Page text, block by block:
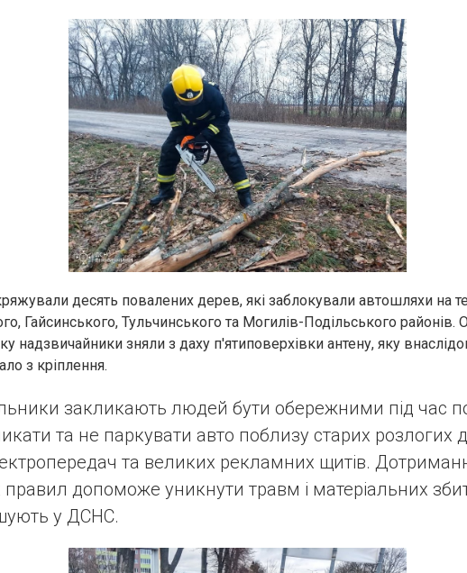
десять повалених дерев, які заблокували автошляхи на
Гайсинського, Тульчинського та Могилів-Подільського районів.
надзвичайники зняли з даху п'ятиповерхівки антену, яку
з кріплення.
закликають людей бути обережними під час
та не паркувати авто поблизу старих розлогих
та великих рекламних щитів.
правил допоможе уникнути травм і матеріальних
у ДСНС.